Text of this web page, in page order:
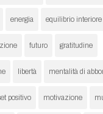
energia equilibrio interiore
futuro gratitudine
libertà mentalità di
positivo motivazione